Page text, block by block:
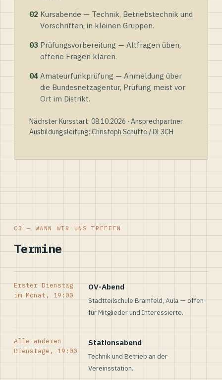
02 Kursabende — Technik, Betriebstechnik und
Vorschriften, in kleinen Gruppen.
03 Prüfungsvorbereitung — Altfragen üben,
offene Fragen klären.
04 Amateurfunkprüfung — Anmeldung über
die Bundesnetzagentur, Prüfung meist vor
Ort im Distrikt.
Nächster Kursstart: 08.10.2026 · Ansprechpartner
Ausbildungsleitung: Christoph Schütte / DL3CH
03 — WANN WIR UNS TREFFEN
Termine
Erster Dienstag
im Monat, 19:00
OV-Abend
Stadtteilschule Bramfeld, Aula — offen
für Mitglieder und Interessierte.
Alle anderen
Dienstage, 19:00
Stationsabend
Technik und Betrieb an der
Vereinsstation.